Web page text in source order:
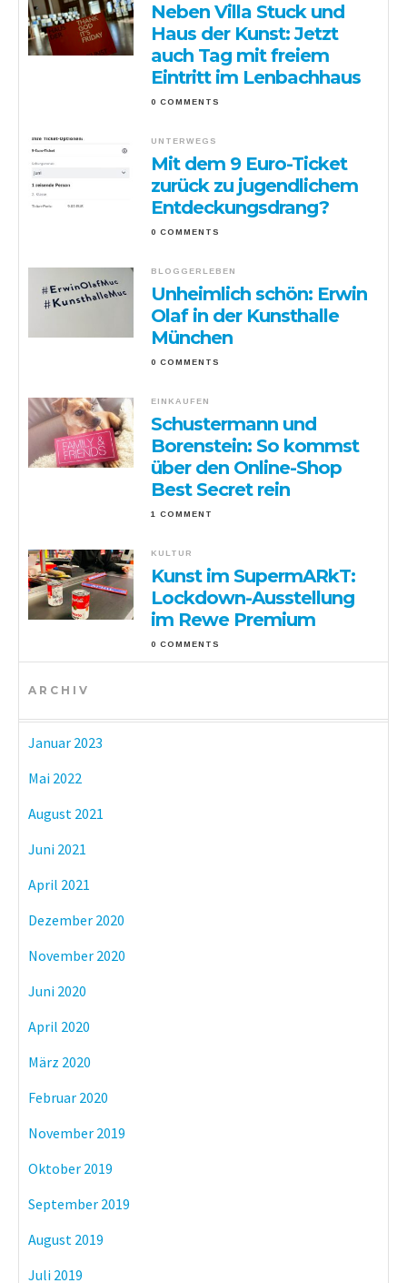
Neben Villa Stuck und
Haus der Kunst: Jetzt
auch Tag mit freiem
Eintritt im Lenbachhaus
0 COMMENTS
UNTERWEGS
Mit dem 9 Euro-Ticket
zurück zu jugendlichem
Entdeckungsdrang?
0 COMMENTS
BLOGGERLEBEN
Unheimlich schön: Erwin
Olaf in der Kunsthalle
München
0 COMMENTS
EINKAUFEN
Schustermann und
Borenstein: So kommst
über den Online-Shop
Best Secret rein
1 COMMENT
KULTUR
Kunst im SupermARkT:
Lockdown-Ausstellung
im Rewe Premium
0 COMMENTS
ARCHIV
Januar 2023
Mai 2022
August 2021
Juni 2021
April 2021
Dezember 2020
November 2020
Juni 2020
April 2020
März 2020
Februar 2020
November 2019
Oktober 2019
September 2019
August 2019
Juli 2019